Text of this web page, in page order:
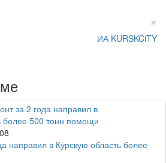
×
ИА KURSKCiTY
направил в Курскую область более